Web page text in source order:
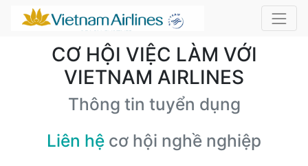
CƠ HỘI VIỆC LÀM VỚI
VIETNAM AIRLINES
Thông tin tuyển dụng
Liên hệ cơ hội nghề nghiệp